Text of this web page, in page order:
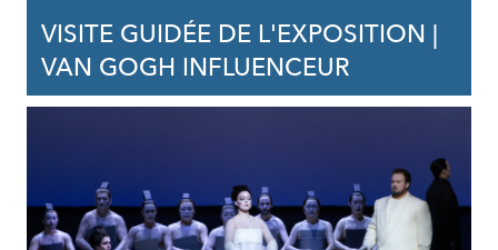
VISITE GUIDÉE DE L'EXPOSITION |
VAN GOGH INFLUENCEUR